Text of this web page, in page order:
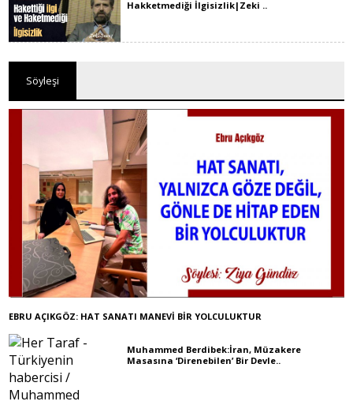
Hakketmediği İlgisizlik|Zeki ..
Söyleşi
EBRU AÇIKGÖZ: HAT SANATI MANEVİ BİR YOLCULUKTUR
Muhammed Berdibek:İran, Müzakere
Masasına ‘Direnebilen’ Bir Devle..